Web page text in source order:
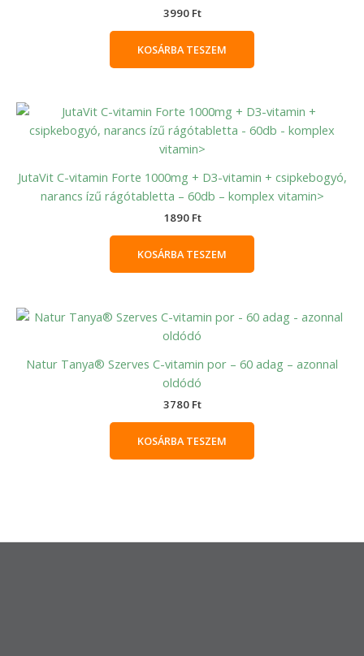
3990 Ft
KOSÁRBA TESZEM
JutaVit C-vitamin Forte 1000mg + D3-vitamin + csipkebogyó,
narancs ízű rágótabletta – 60db – komplex vitamin>
1890 Ft
KOSÁRBA TESZEM
Natur Tanya® Szerves C-vitamin por – 60 adag – azonnal
oldódó
3780 Ft
KOSÁRBA TESZEM